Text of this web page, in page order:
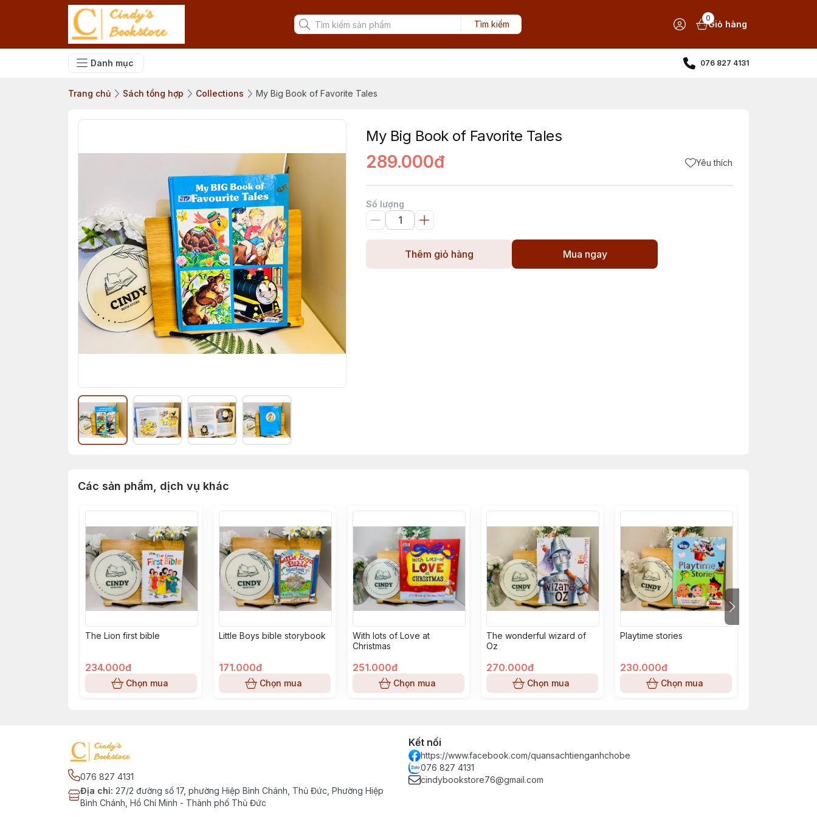
Tìm kiếm
0
Giỏ hàng
Danh mục 076 827 4131
Trang chủ Sách tổng hợp Collections My Big Book of Favorite Tales
My Big Book of Favorite Tales
289.000đ Yêu thích
Số lượng
Thêm giỏ hàng Mua ngay
Các sản phẩm, dịch vụ khác
The Lion first bible
234.000đ
Chọn mua
Little Boys bible storybook
171.000đ
Chọn mua
With lots of Love at
Christmas
251.000đ
Chọn mua
The wonderful wizard of
Oz
270.000đ
Chọn mua
Playtime stories
230.000đ
Chọn mua
076 827 4131
Địa chỉ: 27/2 đường số 17, phường Hiệp Bình Chánh, Thủ Đức, Phường Hiệp
Bình Chánh, Hồ Chí Minh - Thành phố Thủ Đức
Kết nối
https://www.facebook.com/quansachtienganhchobe
076 827 4131
cindybookstore76@gmail.com